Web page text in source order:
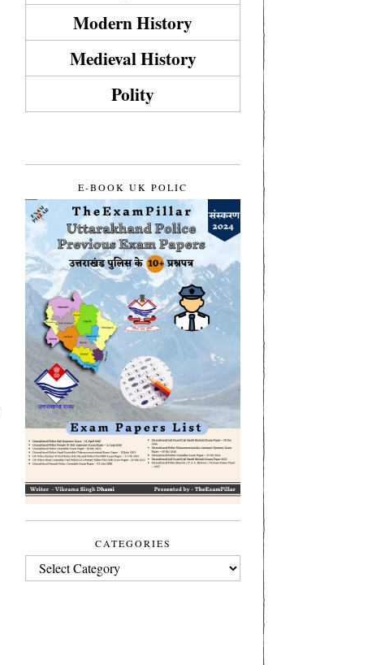
Modern History
Medieval History
Polity
E-BOOK UK POLIC
CATEGORIES
CATEGORIES